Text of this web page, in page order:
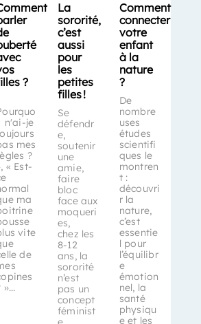
?
n'ai-je
mes
?
« Est-
ma
vite
de
»...
La
sororité,
c’est
aussi
pour
les
petites
filles !
Se
défendr
e,
soutenir
une
amie,
faire
bloc
face aux
moqueri
es,
chez les
8-12
ans, la
sororité
n’est
pas un
concept
féminist
Comment
connecter
votre
enfant
à la
nature
?
De
nombre
uses
études
scientifi
ques le
montren
t :
découvri
r la
nature,
c’est
essentie
l pour
l’équilibr
e
émotion
nel, la
santé
physiqu
e et les